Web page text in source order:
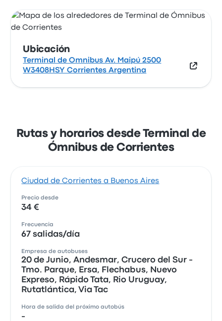
Ubicación
Terminal de Omnibus Av. Maipú 2500
W3408HSY Corrientes Argentina
Rutas y horarios desde Terminal de
Ómnibus de Corrientes
Ciudad de Corrientes a Buenos Aires
Precio desde
34 €
Frecuencia
67 salidas/día
Empresa de autobuses
20 de Junio, Andesmar, Crucero del Sur -
Tmo. Parque, Ersa, Flechabus, Nuevo
Expreso, Rápido Tata, Rio Uruguay,
Rutatlántica, Via Tac
Hora de salida del próximo autobús
-